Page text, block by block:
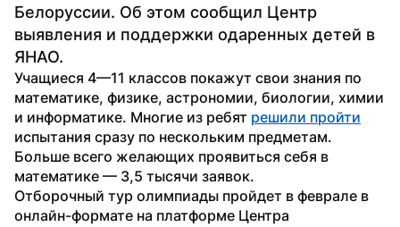
Белоруссии. Об этом сообщил Центр
выявления и поддержки одаренных детей в
ЯНАО.
Учащиеся 4—11 классов покажут свои знания по
математике, физике, астрономии, биологии, химии
и информатике. Многие из ребят решили пройти
испытания сразу по нескольким предметам.
Больше всего желающих проявиться себя в
математике — 3,5 тысячи заявок.
Отборочный тур олимпиады пройдет в феврале в
онлайн-формате на платформе Центра